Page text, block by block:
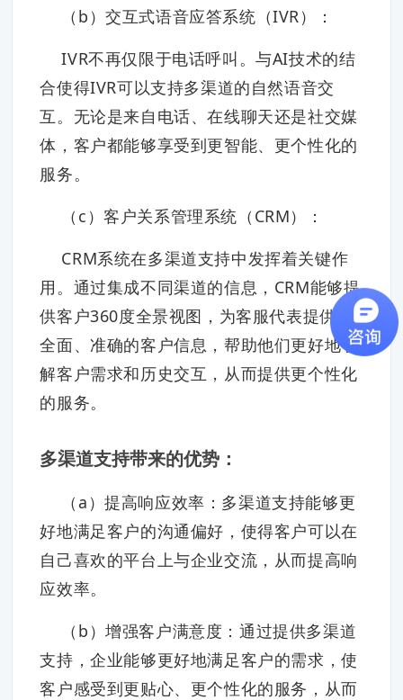
（b）交互式语音应答系统（IVR）：
IVR不再仅限于电话呼叫。与AI技术的结
合使得IVR可以支持多渠道的自然语音交
互。无论是来自电话、在线聊天还是社交媒
体，客户都能够享受到更智能、更个性化的
服务。
（c）客户关系管理系统（CRM）：
CRM系统在多渠道支持中发挥着关键作
用。通过集成不同渠道的信息，CRM能够提
供客户360度全景视图，为客服代表提供更
全面、准确的客户信息，帮助他们更好地了
解客户需求和历史交互，从而提供更个性化
的服务。
多渠道支持带来的优势：
（a）提高响应效率：多渠道支持能够更
好地满足客户的沟通偏好，使得客户可以在
自己喜欢的平台上与企业交流，从而提高响
应效率。
（b）增强客户满意度：通过提供多渠道
支持，企业能够更好地满足客户的需求，使
客户感受到更贴心、更个性化的服务，从而